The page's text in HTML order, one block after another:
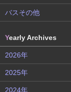
バスその他
Yearly Archives
2026年
2025年
2024年